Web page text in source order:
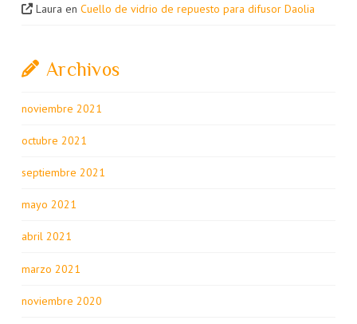
Laura enCuello de vidrio de repuesto para difusor Daolia
Archivos
noviembre 2021
octubre 2021
septiembre 2021
mayo 2021
abril 2021
marzo 2021
noviembre 2020